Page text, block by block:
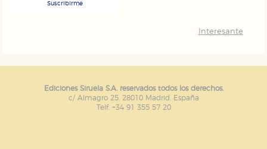
Suscribirme
Interesante
Ediciones Siruela S.A. reservados todos los derechos.
c/ Almagro 25. 28010 Madrid. España
Telf. +34 91 355 57 20